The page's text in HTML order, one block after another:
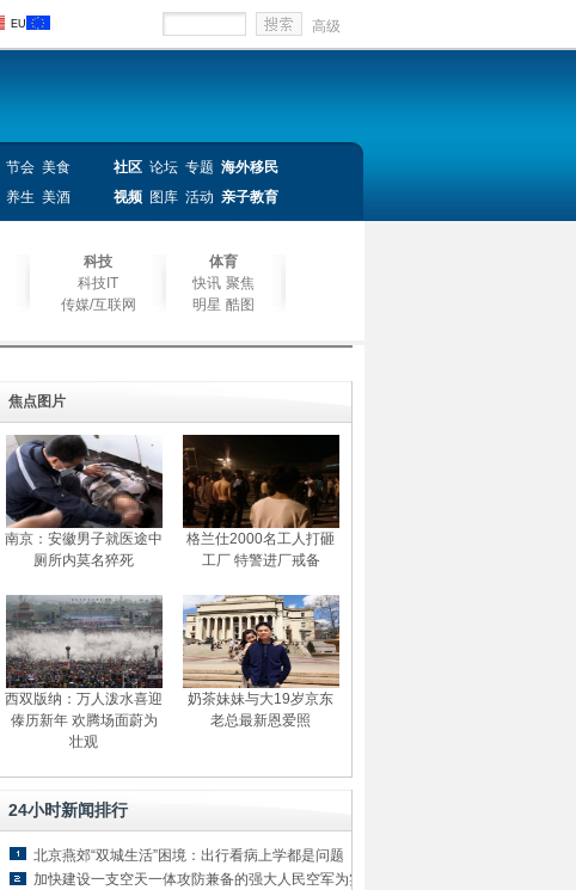
EU 高级
节会 美食 社区 论坛 专题 海外移民
养生 美酒 视频 图库 活动 亲子教育
科技
科技IT
传媒/互联网
体育
快讯 聚焦
明星 酷图
焦点图片
南京：安徽男子就医途中
厕所内莫名猝死
格兰仕2000名工人打砸
工厂 特警进厂戒备
西双版纳：万人泼水喜迎
傣历新年 欢腾场面蔚为
壮观
奶茶妹妹与大19岁京东
老总最新恩爱照
24小时新闻排行
北京燕郊“双城生活”困境：出行看病上学都是问题
加快建设一支空天一体攻防兼备的强大人民空军为实现中国梦强军梦提供坚强力量支